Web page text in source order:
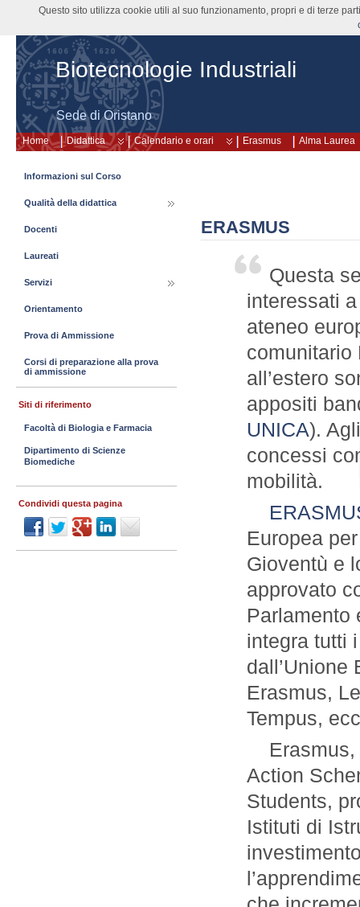
Biotecnologie Industriali
Sede di Oristano
Home Didattica Calendario e orari Erasmus Alma Laurea
ERASMUS
Questa
interessati
ateneo
comunitario
all’estero
appositi
UNICA).
concessi
mobilità.
Europea
Gioventù e
approvato
Parlamento
integra tutti
dall’Unione
Erasmus,
Tempus,
Action
Students,
Istituti di
Informazioni sul Corso
Qualità della didattica
Docenti
Laureati
Servizi
Orientamento
Prova di Ammissione
Corsi di preparazione alla prova
di ammissione
Siti di riferimento
Facoltà di Biologia e Farmacia
Dipartimento di Scienze
Biomediche
Condividi questa pagina
Questo sito utilizza cookie utili al suo funzionamento, propri e di terze